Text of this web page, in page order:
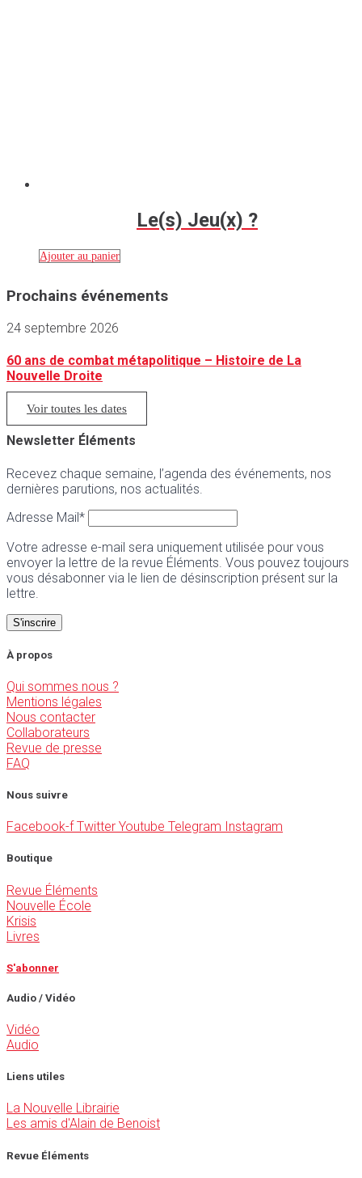
Le(s) Jeu(x) ?
Ajouter au panier
Prochains événements
24 septembre 2026
60 ans de combat métapolitique – Histoire de La
Nouvelle Droite
Voir toutes les dates
Newsletter Éléments
Recevez chaque semaine, l’agenda des événements, nos
dernières parutions, nos actualités.
Adresse Mail*
Votre adresse e-mail sera uniquement utilisée pour vous
envoyer la lettre de la revue Éléments. Vous pouvez toujours
vous désabonner via le lien de désinscription présent sur la
lettre.
À propos
Qui sommes nous ?
Mentions légales
Nous contacter
Collaborateurs
Revue de presse
FAQ
Nous suivre
Facebook-f Twitter Youtube Telegram Instagram
Boutique
Revue Éléments
Nouvelle École
Krisis
Livres
S'abonner
Audio / Vidéo
Vidéo
Audio
Liens utiles
La Nouvelle Librairie
Les amis d'Alain de Benoist
Revue Éléments